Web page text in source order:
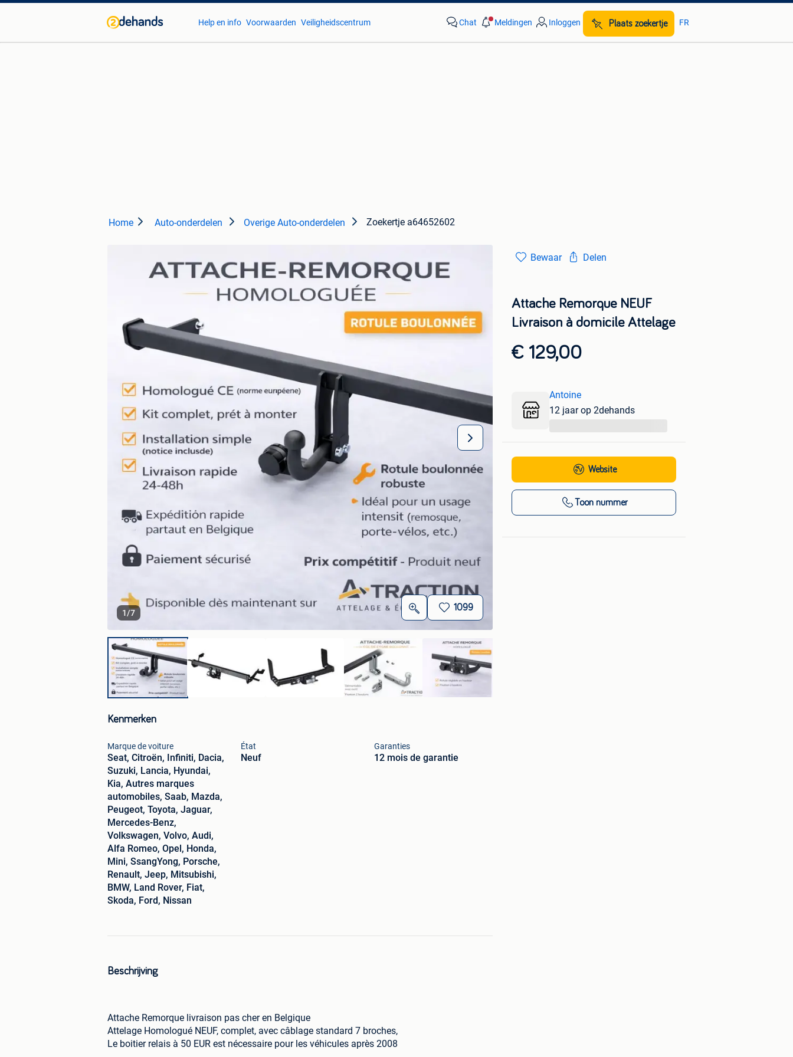
Help en info Voorwaarden Veiligheidscentrum Chat Meldingen Inloggen Plaats zoekertje FR
Home Auto-onderdelen Overige Auto-onderdelen Zoekertje a64652602
1/7
1099
Kenmerken
Marque de voiture
Seat, Citroën, Infiniti, Dacia,
Suzuki, Lancia, Hyundai,
Kia, Autres marques
automobiles, Saab, Mazda,
Peugeot, Toyota, Jaguar,
Mercedes-Benz,
Volkswagen, Volvo, Audi,
Alfa Romeo, Opel, Honda,
Mini, SsangYong, Porsche,
Renault, Jeep, Mitsubishi,
BMW, Land Rover, Fiat,
Skoda, Ford, Nissan
État
Neuf
Garanties
12 mois de garantie
Beschrijving
Attache Remorque livraison pas cher en Belgique
Attelage Homologué NEUF, complet, avec câblage standard 7 broches,
Le boitier relais à 50 EUR est nécessaire pour les véhicules après 2008
Bewaar Delen
Att­ach­e R­emo­rqu­e NEUF
Livraison à domicile Attelage
€ 129,00
Antoine
12 jaar op 2dehands
Website
Toon nummer